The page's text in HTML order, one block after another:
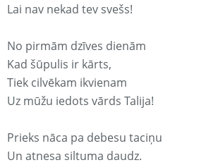
Lai nav nekad tev svešs!
No pirmām dzīves dienām
Kad šūpulis ir kārts,
Tiek cilvēkam ikvienam
Uz mūžu iedots vārds Talija!
Prieks nāca pa debesu taciņu
Un atnesa siltuma daudz.